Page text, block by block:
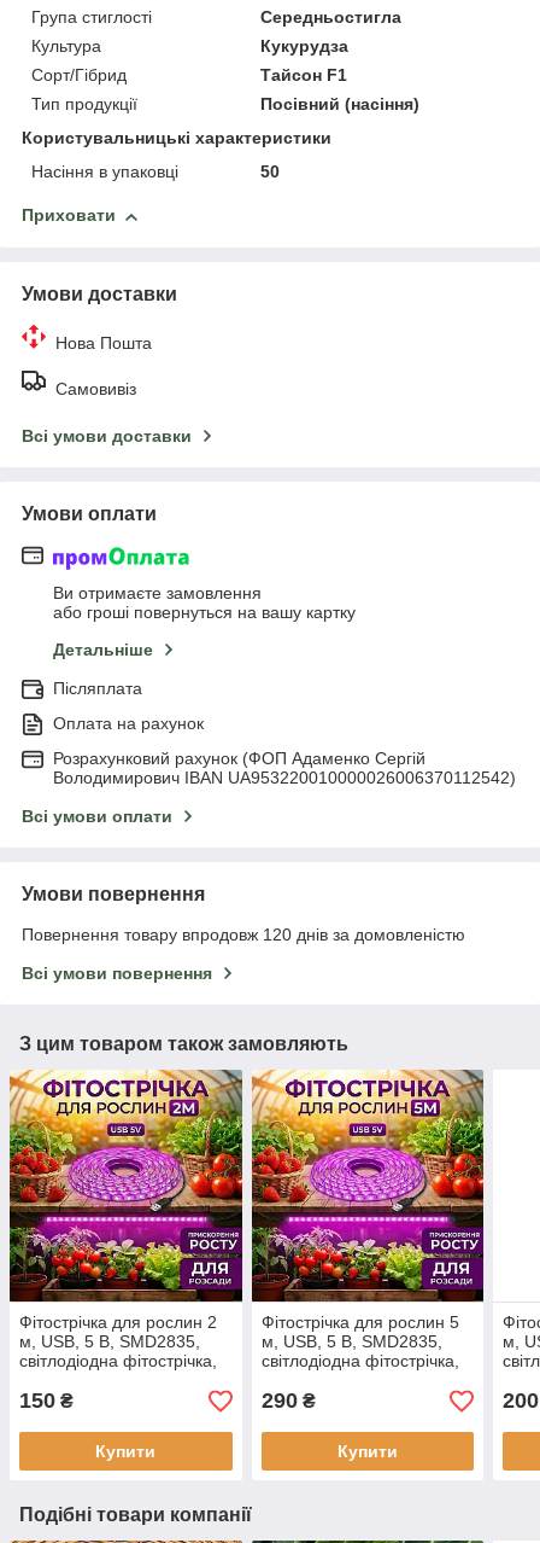
Група стиглості
Середньостигла
Культура
Кукурудза
Сорт/Гібрид
Тайсон F1
Тип продукції
Посівний (насіння)
Користувальницькі характеристики
Насіння в упаковці
50
Приховати
Умови доставки
Нова Пошта
Самовивіз
Всі умови доставки
Умови оплати
Ви отримаєте замовлення
або гроші повернуться на вашу картку
Детальніше
Післяплата
Оплата на рахунок
Розрахунковий рахунок (ФОП Адаменко Сергій
Володимирович IBAN UA953220010000026006370112542)
Всі умови оплати
Умови повернення
Повернення товару впродовж 120 днів за домовленістю
Всі умови повернення
З цим товаром також замовляють
Фітострічка для рослин 2
м, USB, 5 В, SMD2835,
світлодіодна фітострічка,
150 ₴
Купити
Фітострічка для рослин 5
м, USB, 5 В, SMD2835,
світлодіодна фітострічка,
290₴
Купити
м,
200
Подібні товари компанії